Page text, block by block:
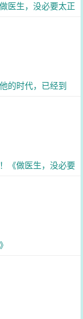
医生，没必要太正
的时代，已经到
《做医生，没必要